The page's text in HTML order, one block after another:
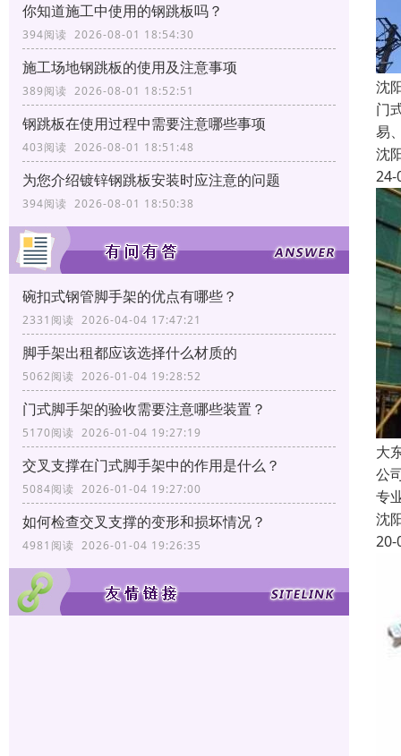
你知道施工中使用的钢跳板吗？
394阅读 2026-08-01 18:54:30
施工场地钢跳板的使用及注意事项
389阅读 2026-08-01 18:52:51
钢跳板在使用过程中需要注意哪些事项
403阅读 2026-08-01 18:51:48
为您介绍镀锌钢跳板安装时应注意的问题
394阅读 2026-08-01 18:50:38
碗扣式钢管脚手架的优点有哪些？
2331阅读 2026-04-04 17:47:21
脚手架出租都应该选择什么材质的
5062阅读 2026-01-04 19:28:52
门式脚手架的验收需要注意哪些装置？
5170阅读 2026-01-04 19:27:19
交叉支撑在门式脚手架中的作用是什么？
5084阅读 2026-01-04 19:27:00
如何检查交叉支撑的变形和损坏情况？
4981阅读 2026-01-04 19:26:35
沈
门
易
沈
24-
大
公
专
沈
20-